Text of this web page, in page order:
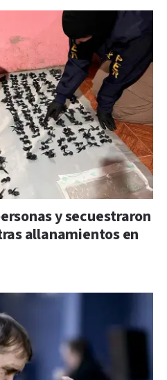
y secuestraron
allanamientos en